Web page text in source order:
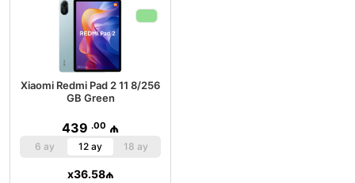
Xiaomi Redmi Pad 2 11 8/256
GB Green
439 .00 ₼
6 ay 12 ay 18 ay
x36.58₼